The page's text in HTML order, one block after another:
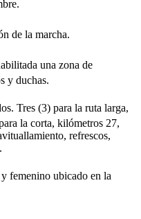
de la marcha.
una zona de
y duchas.
Tres (3) para la ruta larga,
la corta, kilómetros 27,
refrescos,
femenino ubicado en la